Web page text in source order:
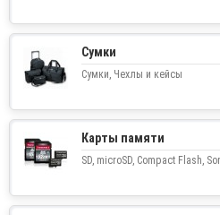
Сумки
Сумки, Чехлы и кейсы
Карты памяти
SD, microSD, Compact Flash,